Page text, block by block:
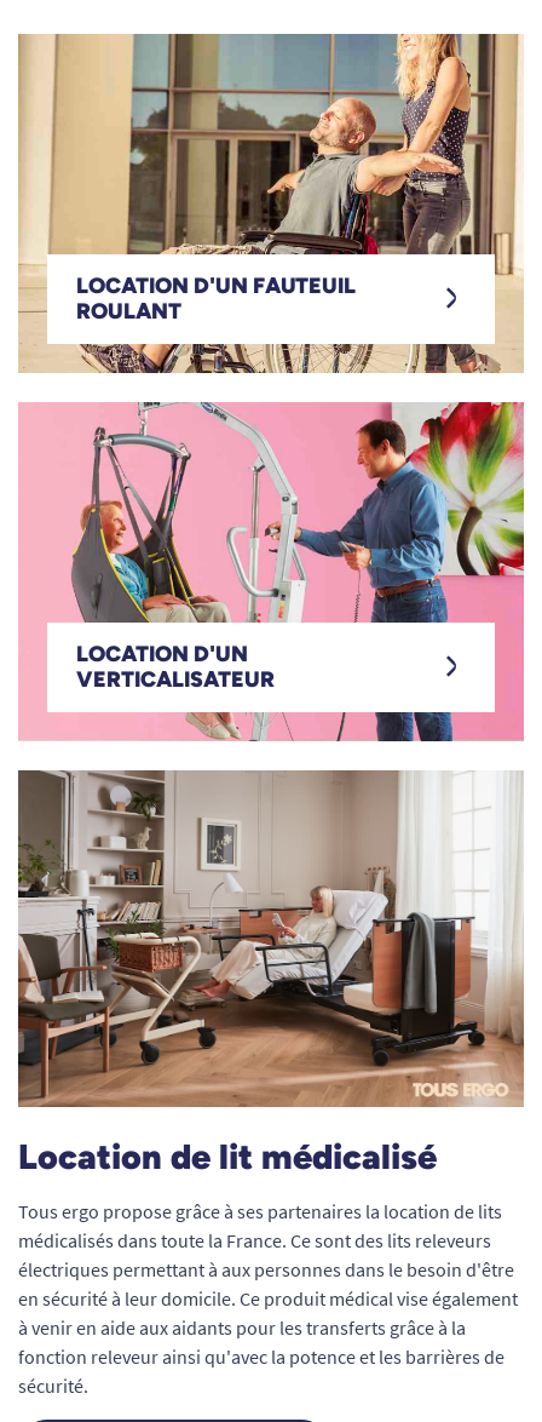
LOCATION D'UN FAUTEUIL
ROULANT
Location
LOCATION D'UN
VERTICALISATEUR
Location
Location de lit médicalisé
Tous ergo propose grâce à ses partenaires la location de lits
médicalisés dans toute la France. Ce sont des lits releveurs
électriques permettant à aux personnes dans le besoin d'être
en sécurité à leur domicile. Ce produit médical vise également
à venir en aide aux aidants pour les transferts grâce à la
fonction releveur ainsi qu'avec la potence et les barrières de
sécurité.